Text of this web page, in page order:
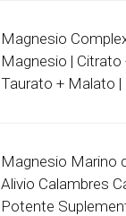
Magnesio
Magnesio | Citrato
Taurato + Malato |
Magnesio Marino
Alivio Calambres
Potente